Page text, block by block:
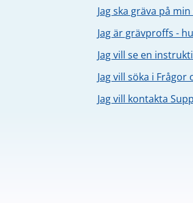
Jag ska gräva på
Jag är grävproffs -
Jag vill se en
Jag vill söka i Frågor
Jag vill kontakta